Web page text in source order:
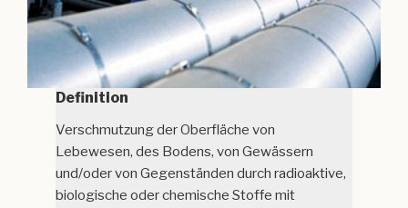
Definition
Verschmutzung der Oberfläche von
Lebewesen, des Bodens, von Gewässern
und/oder von Gegenständen durch radioaktive,
biologische oder chemische Stoffe mit